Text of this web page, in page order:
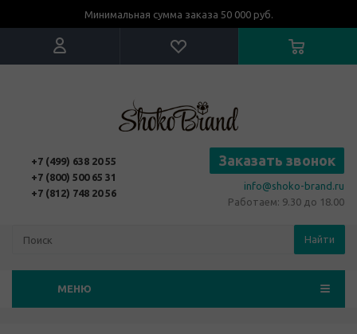
Минимальная сумма заказа 50 000 руб.
+7 (499) 638 20 55
+7 (800) 500 65 31
+7 (812) 748 20 56
Заказать звонок
info@shoko-brand.ru
Работаем: 9.30 до 18.00
Найти
МЕНЮ